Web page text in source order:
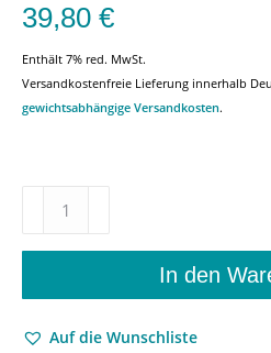
39,80 €
Enthält 7% red. MwSt.
Versandkostenfreie Lieferung innerhalb
gewichtsabhängige Versandkosten.
Jahrbuch
das
2007
In den
Auf die Wunschliste